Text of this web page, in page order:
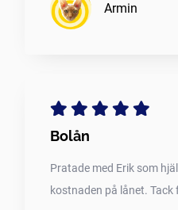
Armin
Bolån
Pratade med Erik som
kostnaden på lånet. Tack